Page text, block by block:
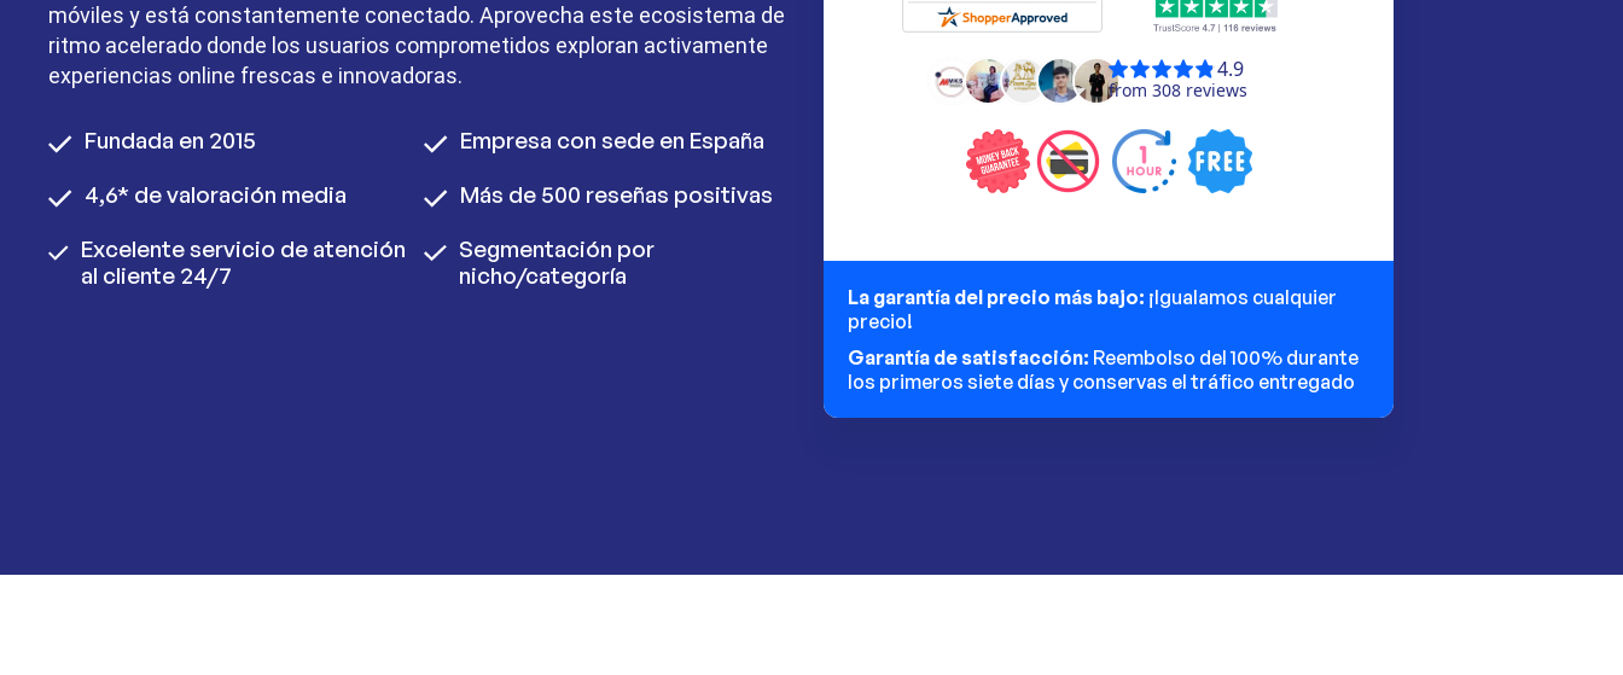
móviles y está constantemente conectado. Aprovecha este ecosistema de
ritmo acelerado donde los usuarios comprometidos exploran activamente
experiencias online frescas e innovadoras.
Fundada en 2015
4,6* de valoración media
Excelente servicio de atención
al cliente 24/7
Empresa con sede en España
Más de 500 reseñas positivas
Segmentación por
nicho/categoría
La garantía del precio más bajo: ¡Igualamos cualquier
precio!
Garantía de satisfacción: Reembolso del 100% durante
los primeros siete días y conservas el tráfico entregado